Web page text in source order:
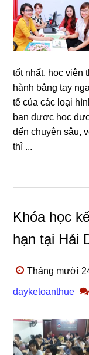
tốt nhất, học viên
hành bằng tay
tế của các loại
bạn được học
đến chuyên sâu,
thì ...
Khóa học
hạn tại Hải
Tháng mười
dayketoanthue